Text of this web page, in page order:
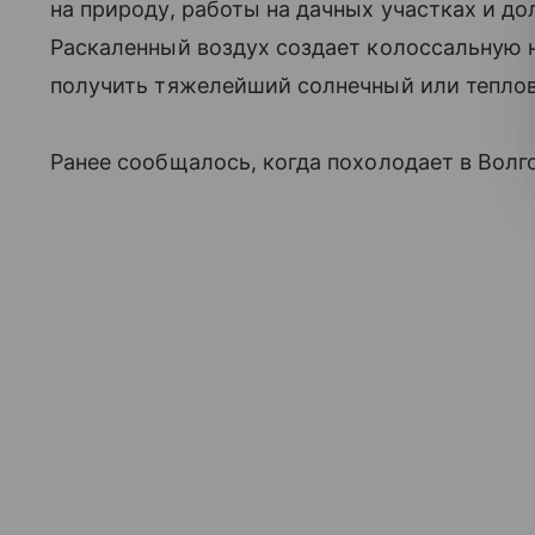
на природу, работы на дачных участках и
Раскаленный воздух создает колоссальную
получить тяжелейший солнечный или
Ранее сообщалось, когда похолодает в